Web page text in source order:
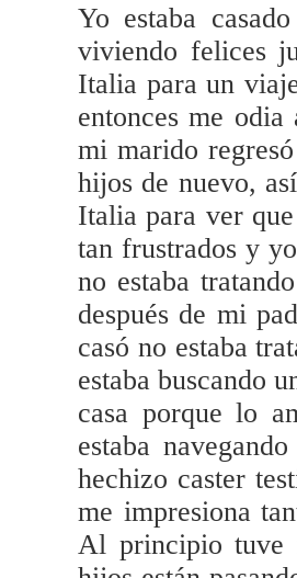
Yo estaba
viviendo felices
Italia para un
entonces me
mi marido
hijos de nuevo,
Italia para ver
tan frustrados y
no estaba
después de mi
casó no estaba
estaba buscando
casa porque lo
estaba
hechizo caster
me impresiona
Al principio tuve